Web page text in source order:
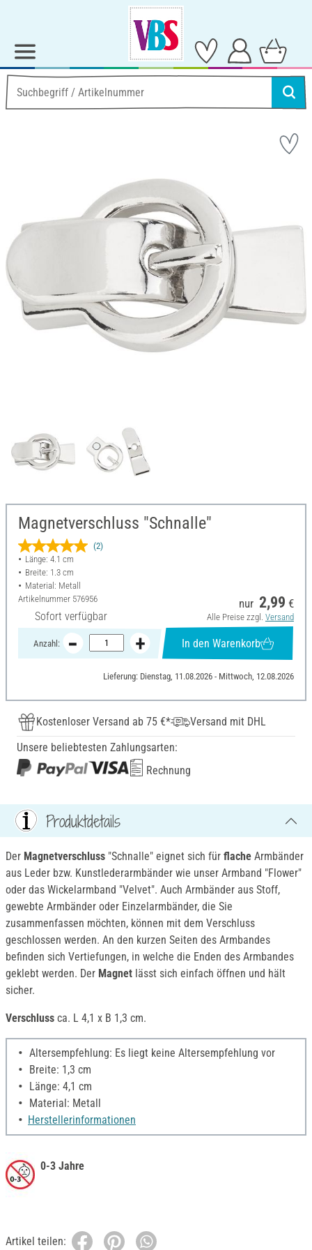
Magnetverschluss "Schnalle"
(2)
Länge: 4.1 cm
Breite: 1.3 cm
Material: Metall
Artikelnummer 576956
Sofort verfügbar
nur 2,99 €
Alle Preise zzgl. Versand
Anzahl: In den Warenkorb
Lieferung: Dienstag, 11.08.2026 - Mittwoch, 12.08.2026
Kostenloser Versand ab 75 €*
Versand mit DHL
Unsere beliebtesten Zahlungsarten:
Rechnung
Produktdetails
Der Magnetverschluss "Schnalle" eignet sich für flache Armbänder
aus Leder bzw. Kunstlederarmbänder wie unser Armband "Flower"
oder das Wickelarmband "Velvet". Auch Armbänder aus Stoff,
gewebte Armbänder oder Einzelarmbänder, die Sie
zusammenfassen möchten, können mit dem Verschluss
geschlossen werden. An den kurzen Seiten des Armbandes
befinden sich Vertiefungen, in welche die Enden des Armbandes
geklebt werden. Der Magnet lässt sich einfach öffnen und hält
sicher.
Verschluss ca. L 4,1 x B 1,3 cm.
Altersempfehlung: Es liegt keine Altersempfehlung vor
Breite: 1,3 cm
Länge: 4,1 cm
Material: Metall
Herstellerinformationen
0-3 Jahre
Artikel teilen: